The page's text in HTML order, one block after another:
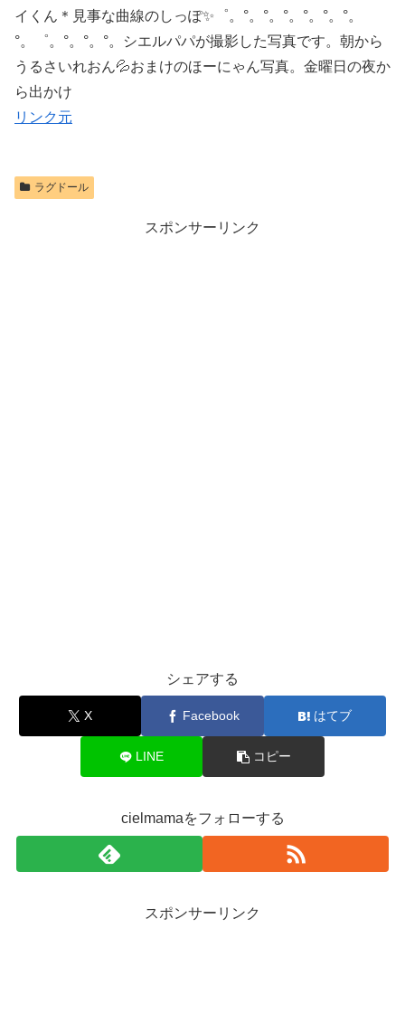
イくん＊見事な曲線のしっぽ✨゜。°。°。°。°。°。°。
°。゜。°。°。°。シエルパパが撮影した写真です。朝から
うるさいれおん💦おまけのほーにゃん写真。金曜日の夜か
ら出かけ
リンク元
ラグドール
スポンサーリンク
シェアする
X Facebook はてブ
LINE コピー
cielmamaをフォローする
スポンサーリンク